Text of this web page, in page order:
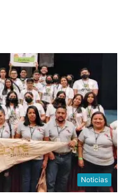
Noticias